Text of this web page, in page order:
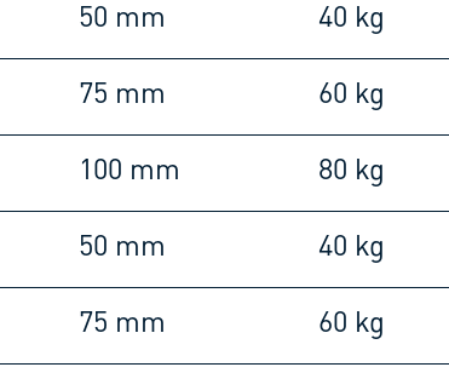
50 mm 40 kg
75 mm 60 kg
100 mm 80 kg
50 mm 40 kg
75 mm 60 kg